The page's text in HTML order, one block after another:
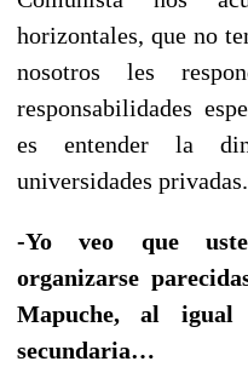
horizontales, que no
nosotros les
responsabilidades
es entender la
universidades
-Yo veo que
organizarse
Mapuche, al igual
secundaria…